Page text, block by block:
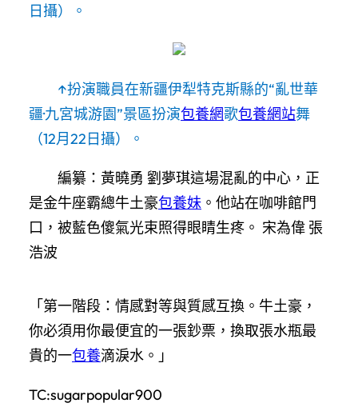
日攝）。
↑扮演職員在新疆伊犁特克斯縣的“亂世華
疆·九宮城游園”景區扮演包養網歌包養網站舞
（12月22日攝）。
編纂：黃曉勇 劉夢琪這場混亂的中心，正
是金牛座霸總牛土豪包養妹 。他站在咖啡館門
口，被藍色傻氣光束照得眼睛生疼。 宋為偉 張
浩波
「第一階段：情感對等與質感互換。牛土豪，
你必須用你最便宜的一張鈔票，換取張水瓶最
貴的一包養滴淚水。」
TC:sugarpopular900